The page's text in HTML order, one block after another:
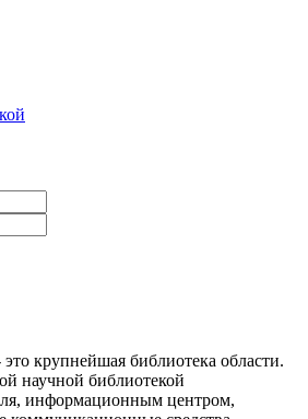
крупнейшая библиотека области.
научной библиотекой
информационным центром,